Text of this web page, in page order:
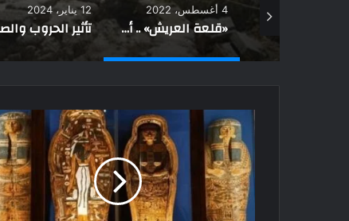
«قلعة العريش» .. أكبر قلعة في سيناء شُيدت من الطين والحجارة
12 يناير، 2024
تأثير الحروب والصراعات السياسية على قبائل المغرب.. وهذه أبرز التحديات
4 أغسطس، 2022